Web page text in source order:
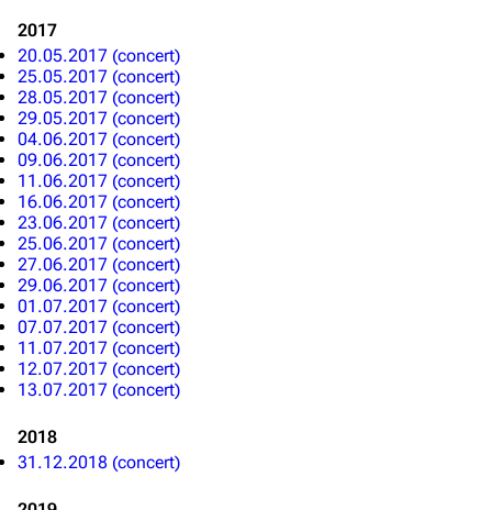
On this day
Random page
Contact
Emigrate
Information
Discography
Videography
2017
20.05.2017 (concert)
25.05.2017 (concert)
28.05.2017 (concert)
29.05.2017 (concert)
04.06.2017 (concert)
09.06.2017 (concert)
11.06.2017 (concert)
16.06.2017 (concert)
23.06.2017 (concert)
25.06.2017 (concert)
27.06.2017 (concert)
29.06.2017 (concert)
01.07.2017 (concert)
07.07.2017 (concert)
11.07.2017 (concert)
12.07.2017 (concert)
13.07.2017 (concert)
2018
31.12.2018 (concert)